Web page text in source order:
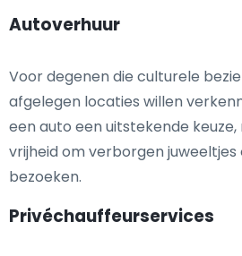
Autoverhuur
Voor degenen die culturele
afgelegen locaties willen
een auto een uitstekende
vrijheid om verborgen
bezoeken.
Privéchauffeurservices